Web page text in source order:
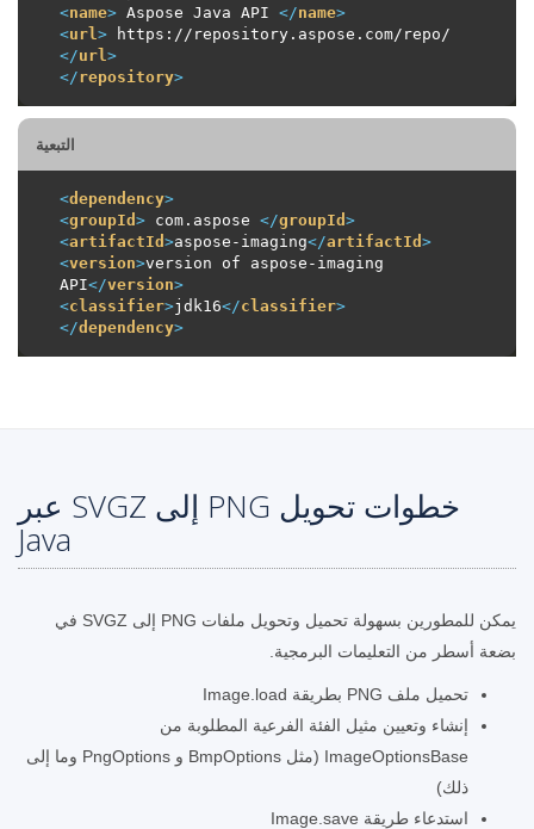
<name> Aspose Java API </name>
<url >
</url >
</repository>
التبعية
<dependency>
<groupId > com.aspose </groupId >
<artifactId >aspose-imaging</artifactId >
<version>version of aspose-imaging
API</version>
<classifier>jdk16</classifier>
</dependency>
خطوات تحويل PNG إلى SVGZ عبر
Java
يمكن للمطورين بسهولة تحميل وتحويل ملفات PNG إلى SVGZ في
بضعة أسطر من التعليمات البرمجية.
تحميل ملف PNG بطريقة Image.load
إنشاء وتعيين مثيل الفئة الفرعية المطلوبة من
ImageOptionsBase (مثل BmpOptions و PngOptions وما إلى
ذلك)
استدعاء طريقة Image.save